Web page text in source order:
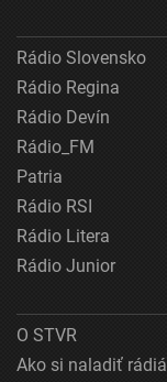
Rádio Slovensko
Rádio Regina
Rádio Devín
Rádio_FM
Patria
Rádio RSI
Rádio Litera
Rádio Junior
O STVR
Ako si naladiť rádiá